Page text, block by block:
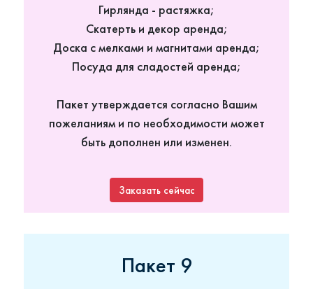
Гирлянда - растяжка;
Скатерть и декор аренда;
Доска с мелками и магнитами аренда;
Посуда для сладостей аренда;
Пакет утверждается согласно Вашим
пожеланиям и по необходимости может
быть дополнен или изменен.
Заказать сейчас
Пакет 9